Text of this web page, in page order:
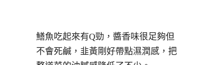
鱔魚吃起來有Q勁，醬香味很足夠但
不會死鹹，韭黃剛好帶點濕潤感，把